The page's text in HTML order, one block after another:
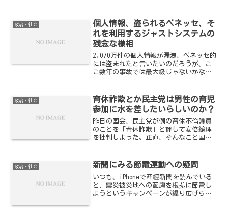
政治・社会
個人情報、盗られるベネッセ、そ
れを利用するジャストシステムの
残念な様相
2,070万件の個人情報が漏洩、ベネッセ的
には盗まれたと言いたいのだろうが、こ
こ数年の事故では最大級じゃないかな。
て)、Yahoo!BBが450万人だったから、そ
の規模...
政治・社会
育休詐欺とか民主党は男性の育児
参加に水を差したいらしいのか？
昨日の国会、民主党が例の育休不倫議員
のことを「育休詐欺」と評して安倍総理
を批判しよった。正直、そんなこと国会
不思議に思えてならない。まあ、ドウデ
モイイ問題では無いのだが...
政治・社会 新聞にみる節電運動への疑問
いつも、iPhoneで産經新聞を読んでいる
と、震災被災地への配慮を根拠に節電し
ようというキャンペーンが繰り広げられ